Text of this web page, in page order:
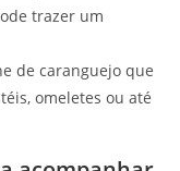
trazer um
de caranguejo que
omeletes ou até